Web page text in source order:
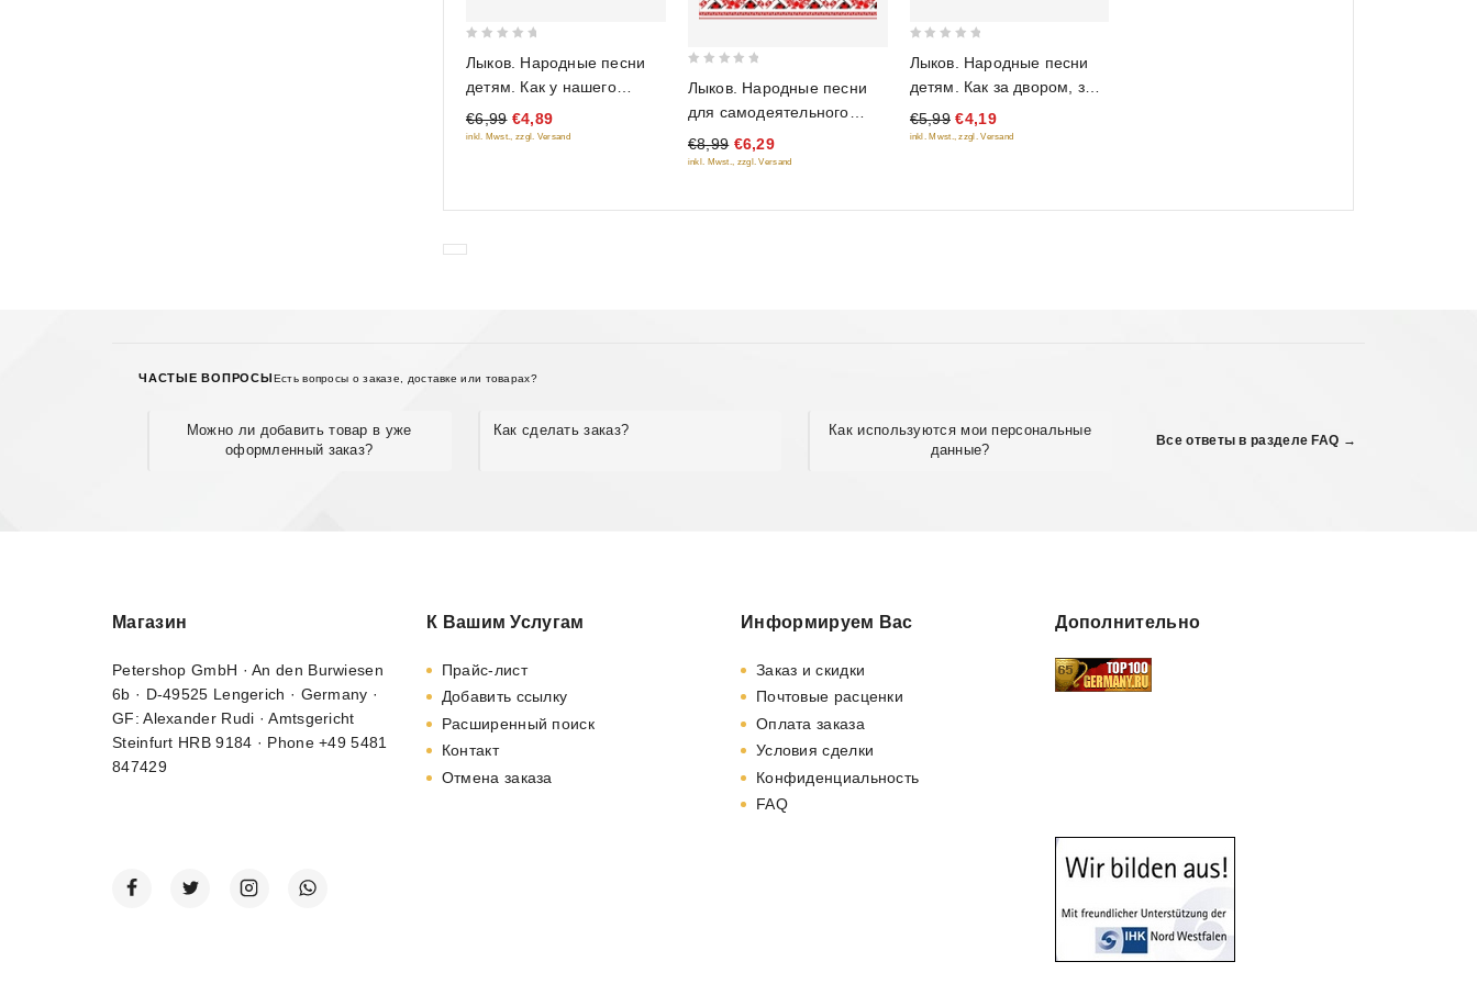
of
5
Лыков. Народные песни
детям. Как у нашего
Потапа. Сборник песен
(ноты + текст)
€6,99 €4,89
inkl. Mwst., zzgl. Versand
of
5
Лыков. Народные песни
для самодеятельного
хорового коллектива.
Сборник песен (ноты +
€8,99 €6,29
inkl. Mwst., zzgl. Versand
of
5
Лыков. Народные песни
детям. Как за двором, за
двором. Сборник песен
(ноты + текст)
€5,99 €4,19
inkl. Mwst., zzgl. Versand
ЧАСТЫЕ ВОПРОСЫЕсть вопросы о заказе, доставке или товарах?
Можно ли добавить товар в уже
оформленный заказ?
Как сделать заказ?
Как используются мои персональные
данные?
Все ответы в разделе FAQ →
Магазин
Petershop GmbH · An den Burwiesen
6b · D-49525 Lengerich · Germany ·
GF: Alexander Rudi · Amtsgericht
Steinfurt HRB 9184 · Phone +49 5481
847429
К Вашим Услугам
Прайс-лист
Добавить ссылку
Расширенный поиск
Контакт
Отмена заказа
Информируем Вас
Заказ и скидки
Почтовые расценки
Оплата заказа
Условия сделки
Конфиденциальность
FAQ
Дополнительно